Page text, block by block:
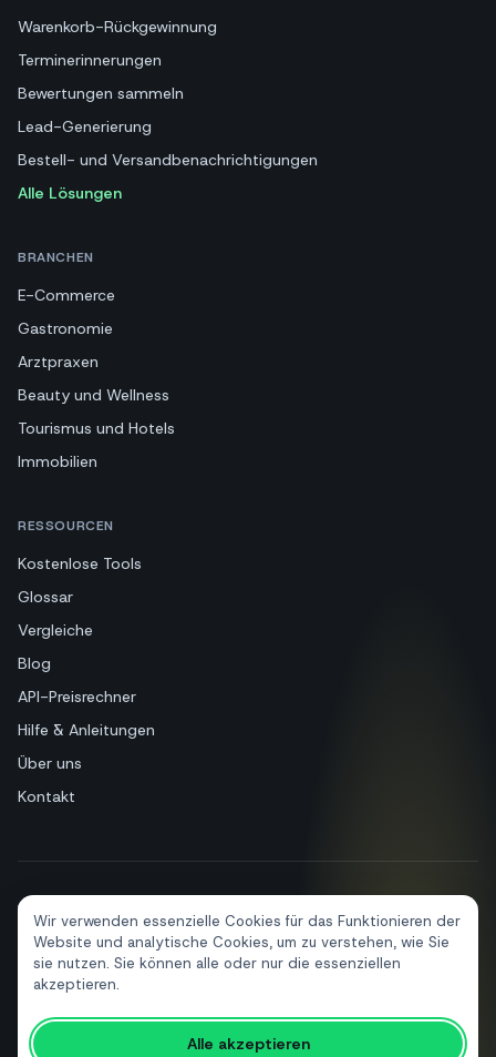
Wir verwenden essenzielle Cookies für das Funktionieren der
Website und analytische Cookies, um zu verstehen, wie Sie
sie nutzen. Sie können alle oder nur die essenziellen
akzeptieren.
Alle akzeptieren
Warenkorb-Rückgewinnung
Terminerinnerungen
Bewertungen sammeln
Lead-Generierung
Bestell- und Versandbenachrichtigungen
Alle Lösungen
BRANCHEN
E-Commerce
Gastronomie
Arztpraxen
Beauty und Wellness
Tourismus und Hotels
Immobilien
RESSOURCEN
Kostenlose Tools
Glossar
Vergleiche
Blog
API-Preisrechner
Hilfe & Anleitungen
Über uns
Kontakt
IT EN ES FR PT
© 2026 SendApp. Alle Rechte vorbehalten. WhatsApp ist eine Marke
von Meta Platforms, Inc.
Datenschutzerklärung